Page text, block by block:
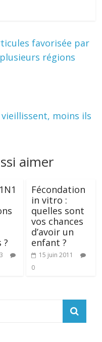
favorisée par
régions
vieillissent, moins ils
aimer
?
Fécondation
in vitro :
quelles sont
vos chances
d’avoir un
enfant ?
15 juin 2011
0